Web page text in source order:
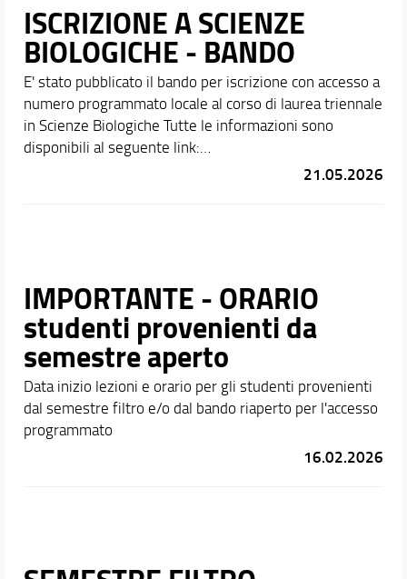
ISCRIZIONE A SCIENZE
BIOLOGICHE - BANDO
E' stato pubblicato il bando per iscrizione con accesso a
numero programmato locale al corso di laurea triennale
in Scienze Biologiche Tutte le informazioni sono
disponibili al seguente link:
21.05.2026
IMPORTANTE - ORARIO
studenti provenienti da
semestre aperto
Data inizio lezioni e orario per gli studenti provenienti
dal semestre filtro e/o dal bando riaperto per l'accesso
programmato
16.02.2026